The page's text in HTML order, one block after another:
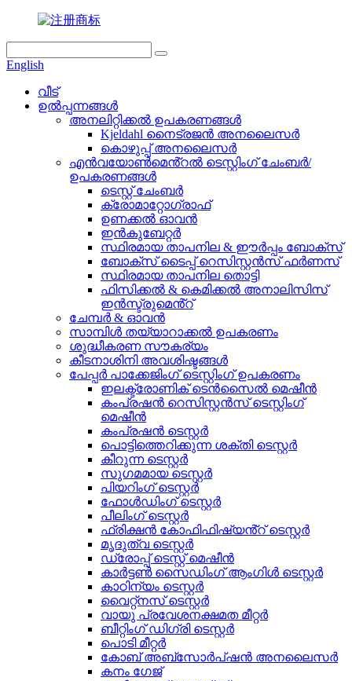
English
വീട്
ഉൽപ്പന്നങ്ങൾ
അനലിറ്റിക്കൽ ഉപകരണങ്ങൾ
Kjeldahl നൈട്രജൻ അനലൈസർ
കൊഴുപ്പ് അനലൈസർ
എൻവയോൺമെൻ്റൽ ടെസ്റ്റിംഗ് ചേംബർ/
ഉപകരണങ്ങൾ
ടെസ്റ്റ് ചേംബർ
ക്രോമാറ്റോഗ്രാഫ്
ഉണക്കൽ ഓവൻ
ഇൻകുബേറ്റർ
സ്ഥിരമായ താപനില & ഈർപ്പം ബോക്സ്
ബോക്സ് ടൈപ്പ് റെസിസ്റ്റൻസ് ഫർണസ്
സ്ഥിരമായ താപനില തൊട്ടി
ഫിസിക്കൽ & കെമിക്കൽ അനാലിസിസ്
ഇൻസ്ട്രുമെൻ്റ്
ചേമ്പർ & ഓവൻ
സാമ്പിൾ തയ്യാറാക്കൽ ഉപകരണം
ശുദ്ധീകരണ സൗകര്യം
കീടനാശിനി അവശിഷ്ടങ്ങൾ
പേപ്പർ പാക്കേജിംഗ് ടെസ്റ്റിംഗ് ഉപകരണം
ഇലക്ട്രോണിക് ടെൻസൈൽ മെഷീൻ
കംപ്രഷൻ റെസിസ്റ്റൻസ് ടെസ്റ്റിംഗ്
മെഷീൻ
കംപ്രഷൻ ടെസ്റ്റർ
പൊട്ടിത്തെറിക്കുന്ന ശക്തി ടെസ്റ്റർ
കീറുന്ന ടെസ്റ്റർ
സുഗമമായ ടെസ്റ്റർ
പിയറിംഗ് ടെസ്റ്റർ
ഫോൾഡിംഗ് ടെസ്റ്റർ
പീലിംഗ് ടെസ്റ്റർ
ഫ്രിക്ഷൻ കോഫിഫിഷ്യൻ്റ് ടെസ്റ്റർ
മൃദുത്വ ടെസ്റ്റർ
ഡ്രോപ്പ് ടെസ്റ്റ് മെഷീൻ
കാർട്ടൺ സൈഡിംഗ് ആംഗിൾ ടെസ്റ്റർ
കാഠിന്യം ടെസ്റ്റർ
വൈറ്റ്നസ് ടെസ്റ്റർ
വായു പ്രവേശനക്ഷമത മീറ്റർ
ബീറ്റിംഗ് ഡിഗ്രി ടെസ്റ്റർ
പൊടി മീറ്റർ
കോബ് അബ്സോർപ്ഷൻ അനലൈസർ
കനം ഗേജ്